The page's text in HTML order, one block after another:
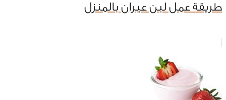
طريقة عمل لبن عيران بالمنزل